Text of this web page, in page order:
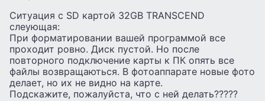
Ситуация с SD картой 32GB TRANSCEND
слеующая:
При форматировании вашей программой все
проходит ровно. Диск пустой. Но после
повторного подключение карты к ПК опять все
файлы возвращаються. В фотоаппарате новые фото
делает, но их не видно на карте.
Подскажите, пожалуйста, что с ней делать?????